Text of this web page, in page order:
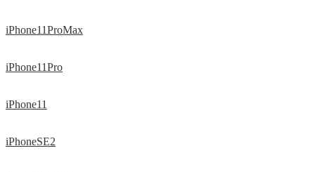
iPhone11ProMax
iPhone11Pro
iPhone11
iPhoneSE2